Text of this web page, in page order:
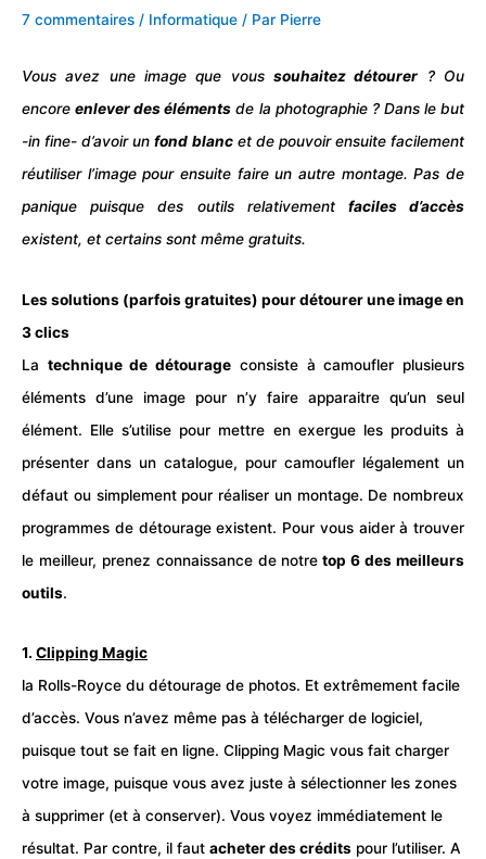
7 commentaires / Informatique / Par Pierre
Vous avez une image que voussouhaitez détourer ? Ou
encoreenlever des éléments de la photographie ? Dans le but
-in fine- d’avoir unfond blancet de pouvoir ensuite facilement
réutiliser l’image pour ensuite faire un autre montage. Pas de
panique puisque des outils relativement faciles d’accès
existent, et certains sont même gratuits.
Les solutions (parfois gratuites) pour détourer une image en
3 clics
La technique de détourage consiste à camoufler plusieurs
éléments d’une image pour n’y faire apparaitre qu’un seul
élément. Elle s’utilise pour mettre en exergue les produits à
présenter dans un catalogue, pour camoufler légalement un
défaut ou simplement pour réaliser un montage. De nombreux
programmes de détourage existent. Pour vous aider à trouver
le meilleur, prenez connaissance de notre top 6 des meilleurs
outils.
1. Clipping Magic
la Rolls-Royce du détourage de photos. Et extrêmement facile
d’accès. Vous n’avez même pas à télécharger de logiciel,
puisque tout se fait en ligne. Clipping Magic vous fait charger
votre image, puisque vous avez juste à sélectionner les zones
à supprimer (et à conserver). Vous voyez immédiatement le
résultat. Par contre, il faut acheter des crédits pour l’utiliser. A